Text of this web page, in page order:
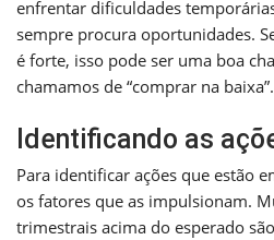
enfrentar dificuldades
sempre procura oportunidades.
é forte, isso pode ser uma boa
chamamos de “comprar na baixa”.
Identificando as
Para identificar ações que estão
os fatores que as impulsionam.
trimestrais acima do esperado